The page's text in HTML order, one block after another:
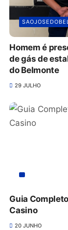
Homem é
de gás de
do Belmonte
29 JULHO
Guia
Casino
20 JUNHO